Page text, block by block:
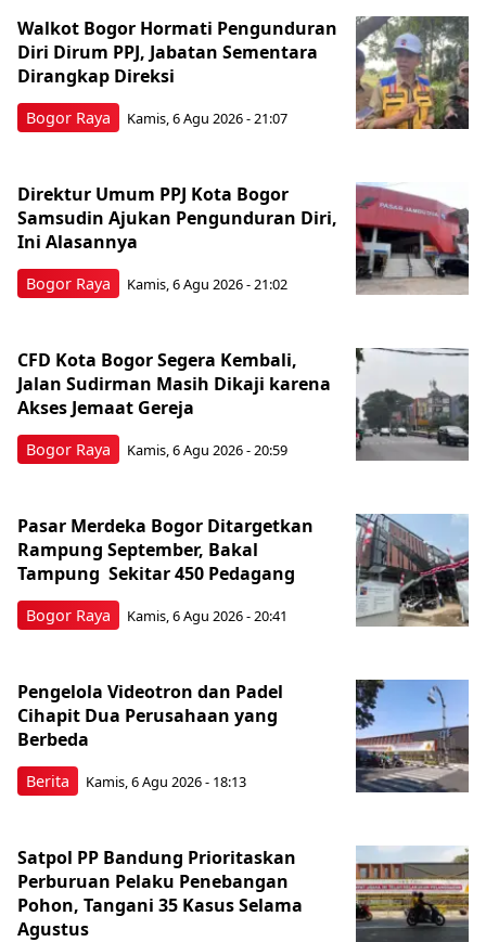
Bogor Raya
Walkot Bogor Hormati Pengunduran
Diri Dirum PPJ, Jabatan Sementara
Dirangkap Direksi
Kamis, 6 Agu 2026 - 21:07
Bogor Raya
Direktur Umum PPJ Kota Bogor
Samsudin Ajukan Pengunduran Diri,
Ini Alasannya
Kamis, 6 Agu 2026 - 21:02
Bogor Raya
CFD Kota Bogor Segera Kembali,
Jalan Sudirman Masih Dikaji karena
Akses Jemaat Gereja
Kamis, 6 Agu 2026 - 20:59
Bogor Raya
Pasar Merdeka Bogor Ditargetkan
Rampung September, Bakal
Tampung Sekitar 450 Pedagang
Kamis, 6 Agu 2026 - 20:41
Berita
Pengelola Videotron dan Padel
Cihapit Dua Perusahaan yang
Berbeda
Kamis, 6 Agu 2026 - 18:13
Satpol PP Bandung Prioritaskan
Perburuan Pelaku Penebangan
Pohon, Tangani 35 Kasus Selama
Agustus